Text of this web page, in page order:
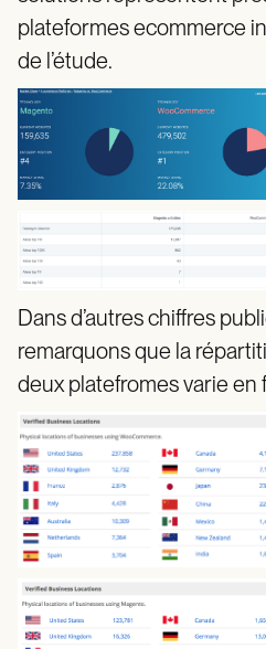
plateformes ecommerce
de l’étude.
Dans d’autres chiffres
remarquons que la
deux platefromes varie en